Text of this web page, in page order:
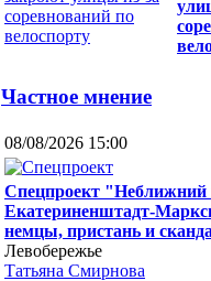
Частное мнение
08/08/2026 15:00
Спецпроект
Екатериненштадт-
немцы, пристань и
Левобережье
Татьяна Смирнова